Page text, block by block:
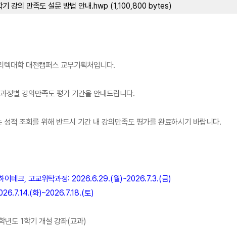
강의 만족도 설문 방법 안내.hwp (1,100,800 bytes)
텍대학 대전캠퍼스 교무기획처입니다.
정별 강의만족도 평가 기간을 안내드립니다.
성적 조회를 위해 반드시 기간 내 강의만족도 평가를 완료하시기 바랍니다.
이테크, 고교위탁과정: 2026.6.29.(월)~2026.7.3.(금)
화)~2026.7.18.(토)
도 1학기 개설 강좌(교과)